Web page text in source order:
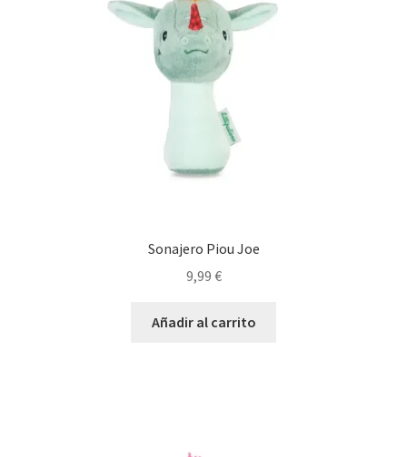
Sonajero Piou Joe
9,99 €
Añadir al carrito